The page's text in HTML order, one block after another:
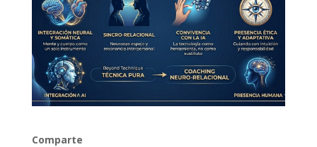
Comparte